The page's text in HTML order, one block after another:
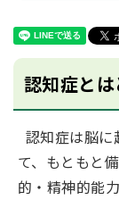
認知症と
認知症は脳に
て、もともと
的・精神的能